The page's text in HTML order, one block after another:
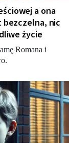
a ona
bezczelna, nic
życie
Romana i